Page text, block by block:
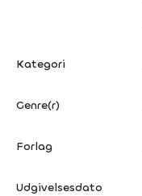
Kategori
Genre(r)
Forlag
Udgivelsesdato